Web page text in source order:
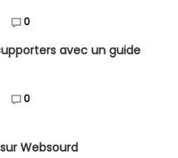
0
avec un guide
0
Websourd